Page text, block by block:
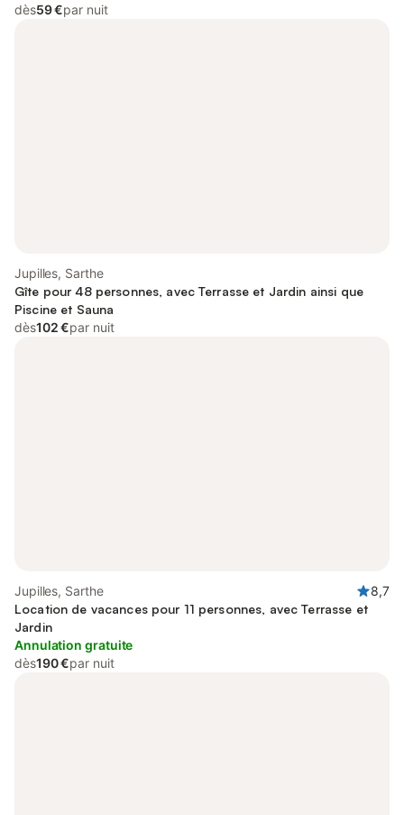
dès59 €par nuit
Jupilles, Sarthe
Gîte pour 48 personnes, avec Terrasse et Jardin ainsi que
Piscine et Sauna
dès102 €par nuit
Jupilles, Sarthe
8,7
Location de vacances pour 11 personnes, avec Terrasse et
Jardin
Annulation gratuite
dès190 €par nuit